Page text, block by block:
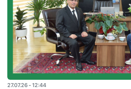
27.07.26 - 12:44